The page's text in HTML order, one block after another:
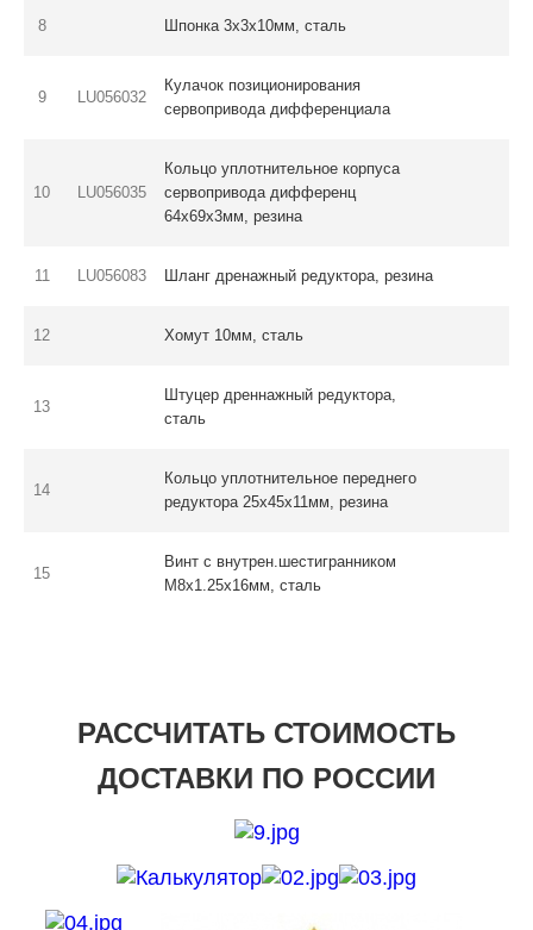
8 Шпонка 3х3х10мм, сталь
9 LU056032
Кулачок позиционирования
сервопривода дифференциала
10 LU056035
Кольцо уплотнительное корпуса
сервопривода дифференц
64x69х3мм, резина
11 LU056083 Шланг дренажный редуктора, резина
12 Хомут 10мм, сталь
13
Штуцер дреннажный редуктора,
сталь
14
Кольцо уплотнительное переднего
редуктора 25x45х11мм, резина
15
Винт с внутрен.шестигранником
М8х1.25х16мм, сталь
РАССЧИТАТЬ СТОИМОСТЬ
ДОСТАВКИ ПО РОССИИ